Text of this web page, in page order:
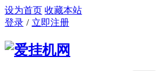
设为首页 收藏本站
登录 / 立即注册